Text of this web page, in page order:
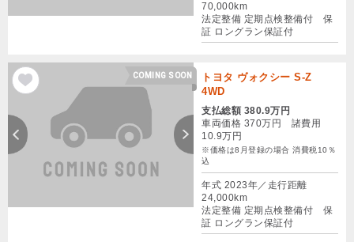
70,000km
法定整備 定期点検整備付 保
証 ロングラン保証付
COMING SOON
トヨタ ヴォクシー S-Z
4WD
支払総額 380.9万円
車両価格 370万円 諸費用
10.9万円
※価格は8月登録の場合 消費税10％
込
年式 2023年／走行距離
24,000km
法定整備 定期点検整備付 保
証 ロングラン保証付